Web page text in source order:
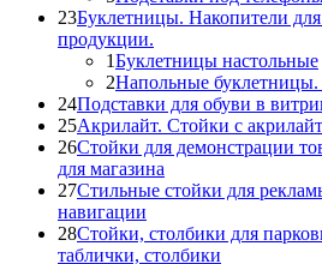
23Буклетницы. Накопители
продукции.
1Буклетницы настольные
2Напольные
24Подставки для обуви в
25Акрилайт. Стойки с
26Стойки для демонстрации
для магазина
27Стильные стойки для
навигации
28Стойки, столбики для
таблички, столбики